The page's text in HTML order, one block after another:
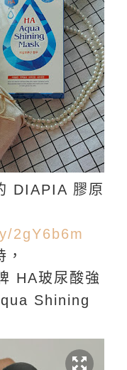
DIAPIA 膠原
2gY6b6m
HA玻尿酸強
Shining